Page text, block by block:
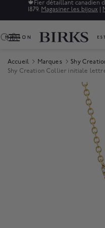
🍁 Fier détaillant canadien
1879. Magasiner les bijoux
0
Accueil Marques Shy
Shy Creation Collier initiale
Product Images